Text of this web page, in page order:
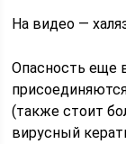
На видео —
Опасность еще
(также стоит
вирусный